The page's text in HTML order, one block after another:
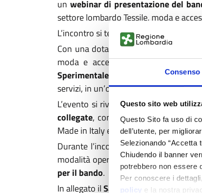
Consenso
Questo sito web
Questo Sito fa uso di
dell’utente, per
Selezionando “Accetta
Chiudendo il banner
potrebbero non essere
Per conoscere i
policy e la nostra
un webinar di presentazione del
settore lombardo Tessile, moda e
L’incontro si terrà il10 settembre
Con una dotazione finanziaria
moda e accessorio in un percorso
Sperimentale e Ricerca Industriale,
servizi, in un’ottica di maggiore
L’evento si rivolge in particolare alle
collegate, con l’obiettivo di cogliere
Made in Italy e del tessuto produttivo
Durante l’incontro saranno
modalità operative per la
per il bando.
In allegato ilSave the Date .